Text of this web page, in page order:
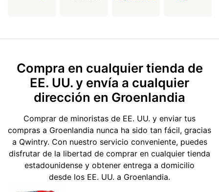
Compra en cualquier tienda de
EE. UU. y envía a cualquier
dirección en Groenlandia
Comprar de minoristas de EE. UU. y enviar tus
compras a Groenlandia nunca ha sido tan fácil, gracias
a Qwintry. Con nuestro servicio conveniente, puedes
disfrutar de la libertad de comprar en cualquier tienda
estadounidense y obtener entrega a domicilio
desde los EE. UU. a Groenlandia.